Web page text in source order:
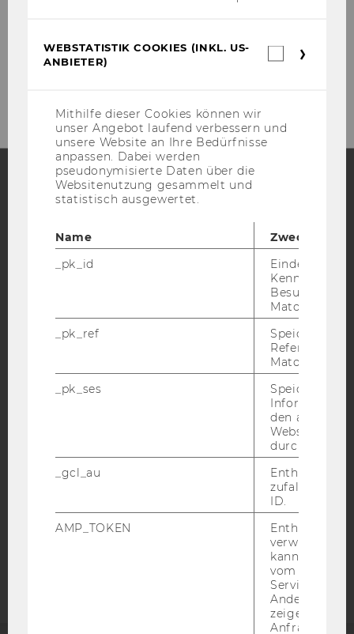
Tel:+43 1 31336-4929
FacebookInstagram
Bluesky
BARRIEREFREIHEITSERKLÄRUNG WEBSEITE
DATENSCHUTZERKLÄRUNG SOCIAL MEDIA
DATENSCHUTZERKLÄRUNG
STUDIENBEWERBER*INNEN UND STUDIERENDE
Barrierefreiheitserklärung
WEBSTATISTIK COOKIES (INKL. US-
ANBIETER)
Mithilfe dieser Cookies können wir
unser Angebot laufend verbessern und
unsere Website an Ihre Bedürfnisse
anpassen. Dabei werden
pseudonymisierte Daten über die
Websitenutzung gesammelt und
statistisch ausgewertet.
Name
Zweck
_pk_id
Eindeutige
Besuchers
Matomo.
_pk_ref
Speicherung
Referrers
Matomo.
_pk_ses
Speicherung
den aktuellen
durch
_gcl_au
Enthält eine
ID.
AMP_TOKEN
Enthält ein
verwendet
kann, um
vom AMP-
Service
Andere
zeigen Opt-
Anfrage im